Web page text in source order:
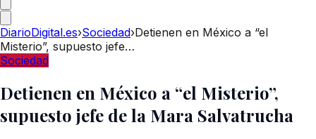
DiarioDigital.es›Sociedad›Detienen en México a “el
Misterio”, supuesto jefe…
Sociedad
Detienen en México a “el Misterio”,
supuesto jefe de la Mara Salvatrucha